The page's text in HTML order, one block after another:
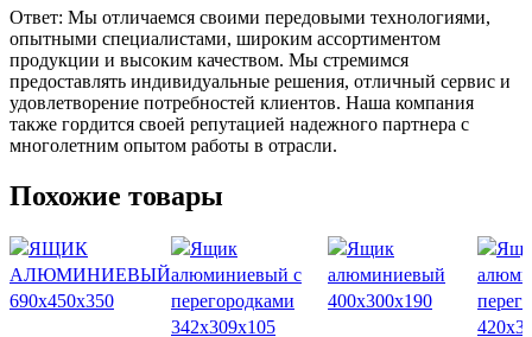
Ответ: Мы отличаемся своими передовыми технологиями,
опытными специалистами, широким ассортиментом
продукции и высоким качеством. Мы стремимся
предоставлять индивидуальные решения, отличный сервис и
удовлетворение потребностей клиентов. Наша компания
также гордится своей репутацией надежного партнера с
многолетним опытом работы в отрасли.
Похожие товары